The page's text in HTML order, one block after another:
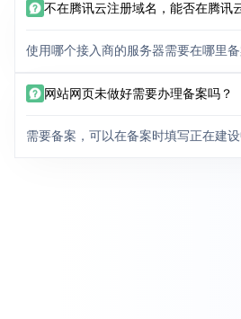
不在腾讯云注册域名，能否在腾讯
使用哪个接入商的服务器需要在哪里
网站网页未做好需要办理备案吗？
需要备案，可以在备案时填写正在建设